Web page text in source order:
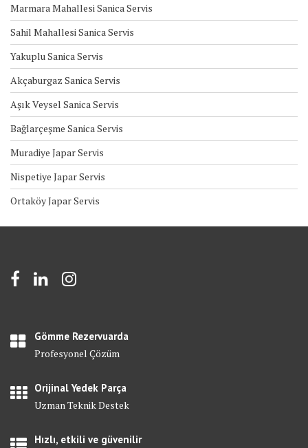
Marmara Mahallesi Sanica Servis
Sahil Mahallesi Sanica Servis
Yakuplu Sanica Servis
Akçaburgaz Sanica Servis
Aşık Veysel Sanica Servis
Bağlarçeşme Sanica Servis
Muradiye Japar Servis
Nispetiye Japar Servis
Ortaköy Japar Servis
Gömme Rezervuarda
Profesyonel Çözüm
Orijinal Yedek Parça
Uzman Teknik Destek
Hızlı, etkili ve güvenilir